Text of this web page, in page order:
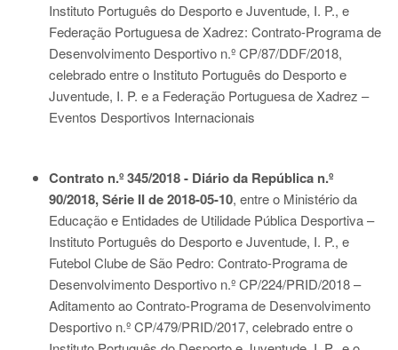
Instituto Português do Desporto e Juventude, I. P., e
Federação Portuguesa de Xadrez: Contrato-Programa de
Desenvolvimento Desportivo n.º CP/87/DDF/2018,
celebrado entre o Instituto Português do Desporto e
Juventude, I. P. e a Federação Portuguesa de Xadrez –
Eventos Desportivos Internacionais
Contrato n.º 345/2018 - Diário da República n.º
90/2018, Série II de 2018-05-10, entre o Ministério da
Educação e Entidades de Utilidade Pública Desportiva –
Instituto Português do Desporto e Juventude, I. P., e
Futebol Clube de São Pedro: Contrato-Programa de
Desenvolvimento Desportivo n.º CP/224/PRID/2018 –
Aditamento ao Contrato-Programa de Desenvolvimento
Desportivo n.º CP/479/PRID/2017, celebrado entre o